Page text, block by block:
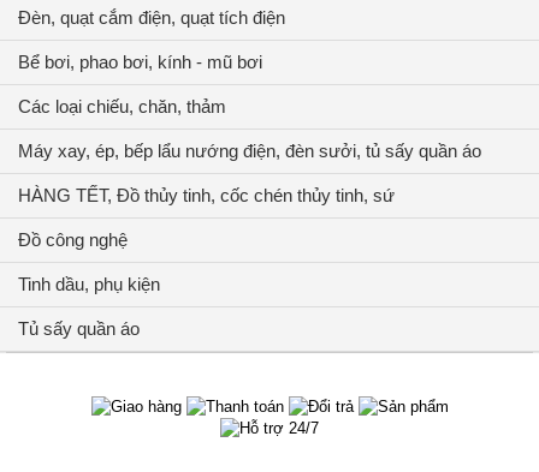
Đèn, quạt cắm điện, quạt tích điện
Bể bơi, phao bơi, kính - mũ bơi
Các loại chiếu, chăn, thảm
Máy xay, ép, bếp lẩu nướng điện, đèn sưởi, tủ sấy quần áo
HÀNG TẾT, Đồ thủy tinh, cốc chén thủy tinh, sứ
Đồ công nghệ
Tinh dầu, phụ kiện
Tủ sấy quần áo